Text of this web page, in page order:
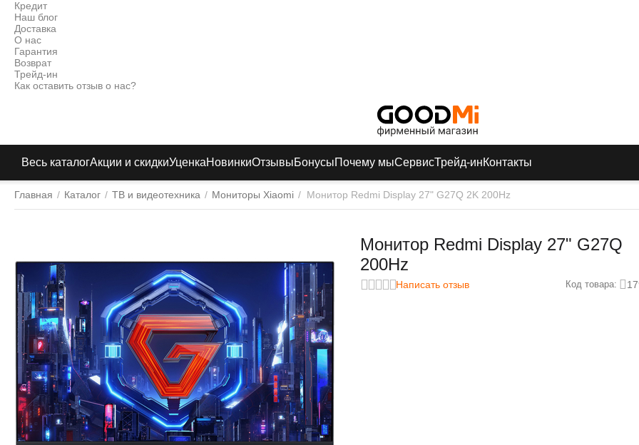
Кредит
Наш блог
Доставка
О нас
Гарантия
Возврат
Трейд-ин
Как оставить отзыв о нас?
Весь каталогАкции и скидкиУценкаНовинкиОтзывыБонусыПочему мыСервисТрейд-инКонтакты
Главная / Каталог / ТВ и видеотехника / Мониторы Xiaomi / Монитор Redmi Display 27" G27Q 2K 200Hz
Монитор Redmi Display 27" G27Q
200Hz
Написать отзыв Код товара: